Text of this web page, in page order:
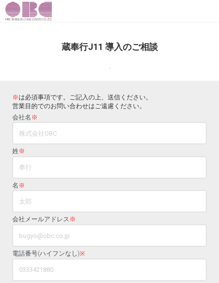
蔵奉行J11 導入のご相談
※ は必須事項です。ご記入の上、送信ください。
営業目的でのお問い合わせはご遠慮ください。
会社名 ※
姓 ※
名 ※
会社メールアドレス ※
電話番号(ハイフンなし)※